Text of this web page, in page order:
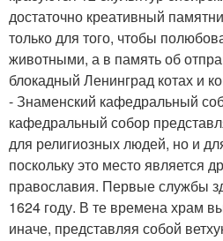
достаточно креативный
только для того, чтобы
животными, а в память об
блокадный Ленинград котах и
- Знаменский кафедральный
кафедральный собор
для религиозных людей, но и
поскольку это место является
православия. Первые службы
1624 году. В те времена храм
иначе, представляя собой